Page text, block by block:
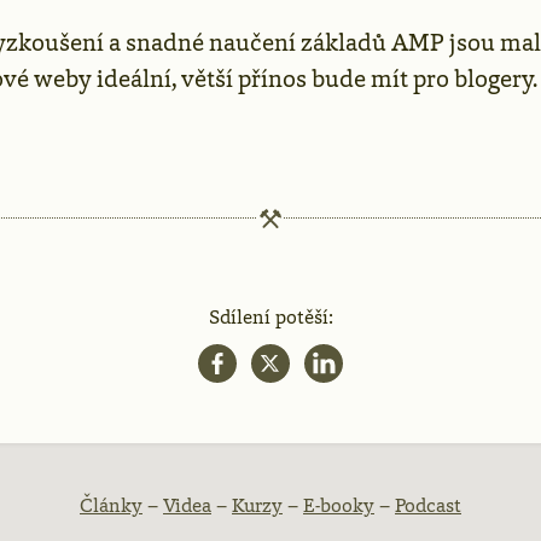
a snadné naučení základů AMP jsou
weby ideální, větší přínos bude mít pro blogery.
Sdílení potěší:
Články–Videa–Kurzy–E-booky–Podcast